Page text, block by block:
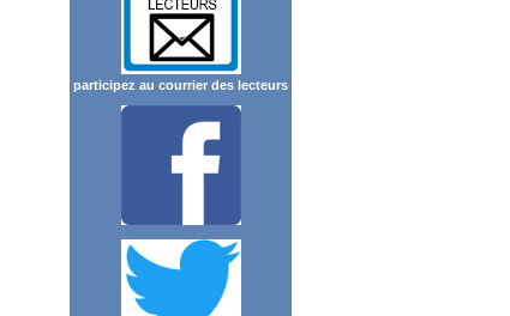
participez au courrier des lecteurs